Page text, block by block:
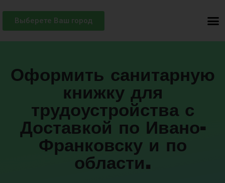
Выберете Ваш город
Оформить санитарную
книжку для
трудоустройства с
Доставкой по Ивано-
Франковску и по
области.